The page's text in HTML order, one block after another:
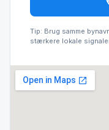
Tip: Brug samme
stærkere lokale